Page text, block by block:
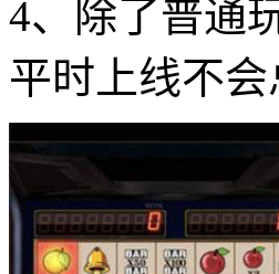
4、除了普通
平时上线不